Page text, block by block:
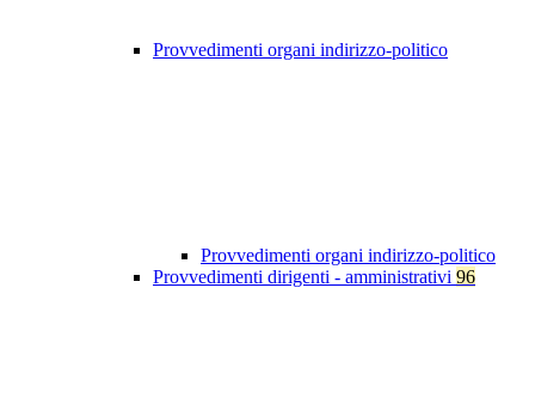
Provvedimenti organi indirizzo-politico
Provvedimenti organi indirizzo-politico
Provvedimenti dirigenti - amministrativi 96